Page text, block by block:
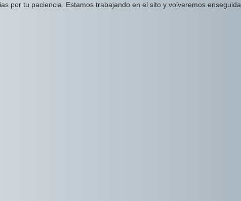
por tu paciencia. Estamos trabajando en el sito y volveremos enseguida.